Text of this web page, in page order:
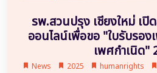
รพ.สวนปรุง เชียงใหม่ เปิ
ออนไลน์เพื่อขอ "ใบรับรอ
เพศกำเนิด"
News 2025 humanrights